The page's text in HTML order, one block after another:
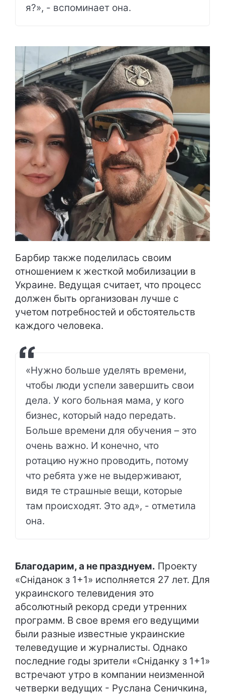
я?», - вспоминает она.
Барбир также поделилась своим
отношением к жесткой мобилизации в
Украине. Ведущая считает, что процесс
должен быть организован лучше с
учетом потребностей и обстоятельств
каждого человека.
«Нужно больше уделять времени,
чтобы люди успели завершить свои
дела. У кого больная мама, у кого
бизнес, который надо передать.
Больше времени для обучения – это
очень важно. И конечно, что
ротацию нужно проводить, потому
что ребята уже не выдерживают,
видя те страшные вещи, которые
там происходят. Это ад», - отметила
она.
Благодарим, а не празднуем. Проекту
«Сніданок з 1+1» исполняется 27 лет. Для
украинского телевидения это
абсолютный рекорд среди утренних
программ. В свое время его ведущими
были разные известные украинские
телеведущие и журналисты. Однако
последние годы зрители «Сніданку з 1+1»
встречают утро в компании неизменной
четверки ведущих - Руслана Сеничкина,